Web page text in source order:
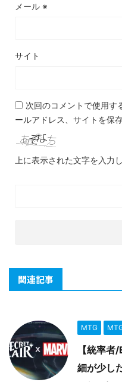
メール ※
サイト
次回のコメントで使用す
ールアドレス、サイトを保存
上に表示された文字を入力
関連記事
MTG
【統率
細が少し